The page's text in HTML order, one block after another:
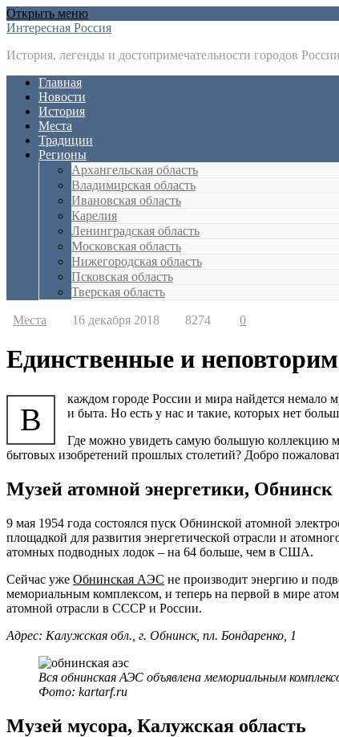
Открыть меню
Интересная Россия
История, легенды и достопримечательности городов
Главная
Новости
История
Места
Традиции
Регионы
Архангельская область
Владимирская область
Ивановская область
Карелия
Ленинградская область
Московская область
Нижегородская область
Псковская область
Тверская область
Места 16 декабря 2018 8274 0
Единственные и
В
каждом городе России и мира найдется немало
и быта. Но есть у нас и такие, которых нет
Где можно увидеть самую большую коллекцию
бытовых изобретений прошлых столетий? Добро
Музей атомной энергетики, Обнинск
9 мая 1954 года состоялся пуск Обнинской атомной
площадкой для развития энергетической отрасли и
атомных подводных лодок – на 64 больше, чем в США.
Сейчас уже Обнинская АЭС не производит энергию и
мемориальным комплексом, и теперь на первой в мире
атомной отрасли в СССР и России.
Адрес: Калужская обл., г. Обнинск, пл. Бондаренко, 1
Вся обнинская АЭС объявлена мемориальным
Фото: kartarf.ru
Музей мусора, Калужская область